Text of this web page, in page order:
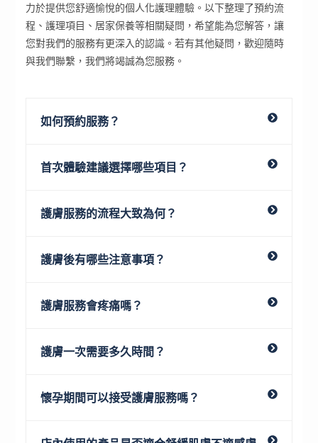
力於提供您舒適愉悅的個人化護理體驗。以下整理了預約流
程、護理項目、居家保養等相關疑問，希望能為您解答，讓
您對我們的服務有更深入的認識。若有其他疑問，歡迎隨時
與我們聯繫，我們將竭誠為您服務。
如何預約服務？
首次體驗建議選擇哪些項目？
護膚服務的流程大致為何？
護膚後有哪些注意事項？
護膚服務會疼痛嗎？
護膚一次需要多久時間？
懷孕期間可以接受護膚服務嗎？